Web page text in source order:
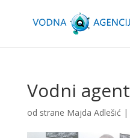
Vodni agent
od strane Majda Adlešić |